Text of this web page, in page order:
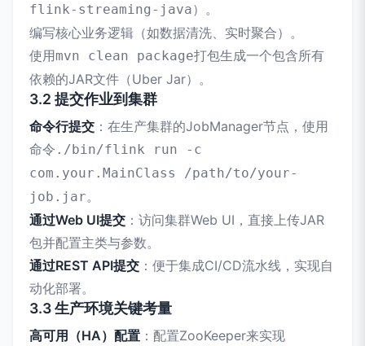
flink-streaming-java）。
编写核心业务逻辑（如数据清洗、实时聚合）。
使用mvn clean package打包生成一个包含所有
依赖的JAR文件（Uber Jar）。
3.2 提交作业到集群
命令行提交 ：在生产集群的JobManager节点，使用
命令 ./bin/flink run -c
com.your.MainClass /path/to/your-
job.jar。
通过Web UI提交 ：访问集群Web UI，直接上传JAR
包并配置主类与参数。
通过REST API提交 ：便于集成CI/CD流水线，实现自
动化部署。
3.3 生产环境关键考量
高可用（HA）配置 ：配置ZooKeeper来实现